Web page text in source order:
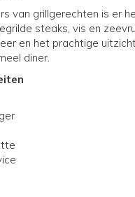
van grillgerechten is er
steaks, vis en
en het prachtige
diner.